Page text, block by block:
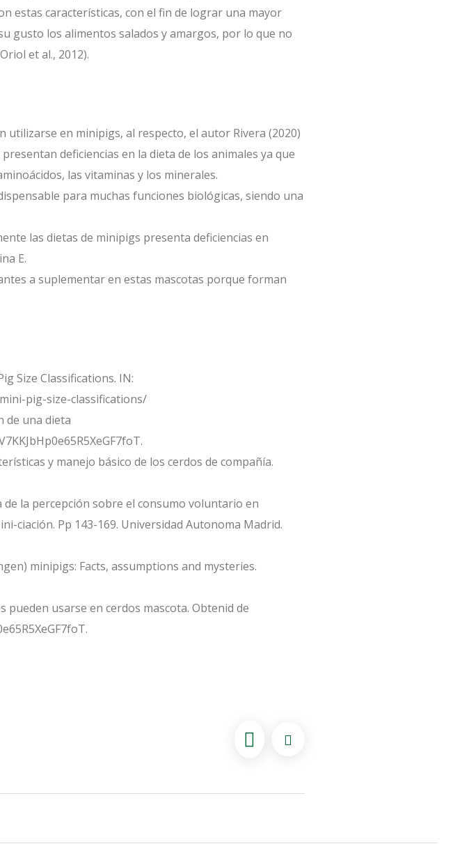
estas características, con el fin de lograr una mayor
gusto los alimentos salados y amargos, por lo que no
et al., 2012).
en minipigs, al respecto, el autor Rivera (2020)
deficiencias en la dieta de los animales ya que
las vitaminas y los minerales.
para muchas funciones biológicas, siendo una
las dietas de minipigs presenta deficiencias en
E.
a suplementar en estas mascotas porque forman
Size Classifications. IN:
pig-size-classifications/
de una dieta
y manejo básico de los cerdos de compañía.
de la percepción sobre el consumo voluntario en
ciación. Pp 143-169. Universidad Autonoma Madrid.
minipigs: Facts, assumptions and mysteries.
pueden usarse en cerdos mascota. Obtenid de